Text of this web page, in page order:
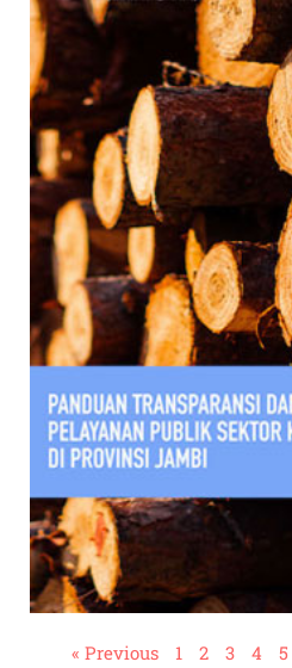
« Previous 1 2 3 4 5